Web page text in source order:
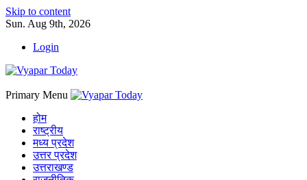
Skip to content
Sun. Aug 9th, 2026
Login
Primary Menu
होम
राष्ट्रीय
मध्य प्रदेश
उत्तर प्रदेश
उत्तराखण्ड